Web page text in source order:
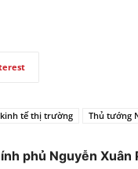
kinh tế thị trường Thủ tướng
phủ Nguyễn